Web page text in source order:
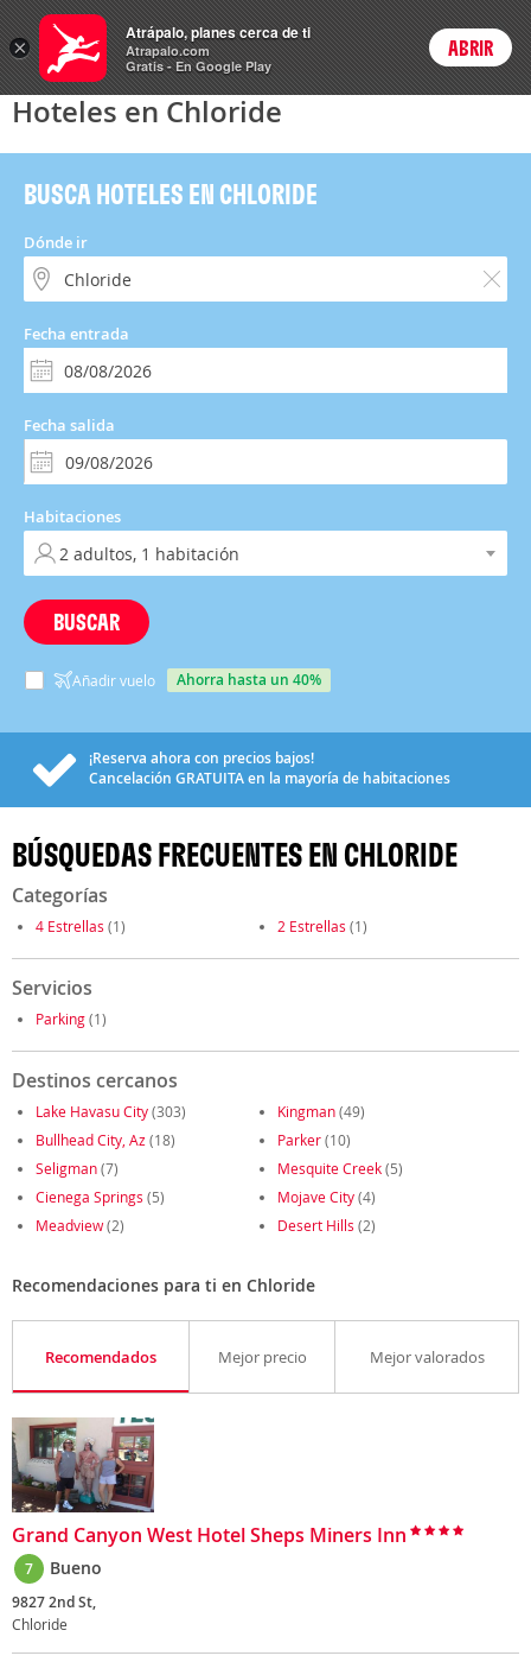
Hoteles Login
Hoteles en Chloride
BUSCA HOTELES EN CHLORIDE
Dónde ir
Fecha entrada
Fecha salida
Habitaciones
BUSCAR
Añadir vuelo ahorra hasta un 40%
¡Reserva ahora con precios bajos!
Cancelación GRATUITAen la mayoría de habitaciones
BÚSQUEDAS FRECUENTES EN CHLORIDE
Categorías
4 Estrellas (1) 2 Estrellas (1)
Servicios
Parking(1)
Destinos cercanos
Lake Havasu City(303) Kingman(49)
Bullhead City, Az (18) Parker(10)
Seligman(7) Mesquite Creek(5)
Cienega Springs (5) Mojave City(4)
Meadview(2) Desert Hills (2)
Recomendaciones para ti en Chloride
Recomendados Mejor precio Mejor valorados
Grand Canyon West Hotel Sheps Miners Inn
7 Bueno
9827 2nd St,
Chloride
×
Atrápalo, planes cerca de ti
Atrapalo.com
Gratis - En Google Play
ABRIR